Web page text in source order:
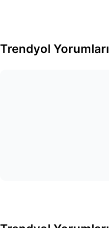
Trendyol Yorumları